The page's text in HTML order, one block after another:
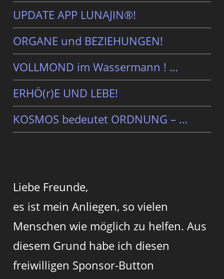
UPDATE APP LUNAJIN®!
ORGANE und BEZIEHUNGEN!
VOLLMOND im Wassermann ! …
ERHÖ(r)E UND LEBE!
KOSMOS bedeutet ORDNUNG – …
Liebe Freunde,
es ist mein Anliegen, so vielen
Menschen wie möglich zu helfen. Aus
diesem Grund habe ich diesen
freiwilligen Sponsor-Button